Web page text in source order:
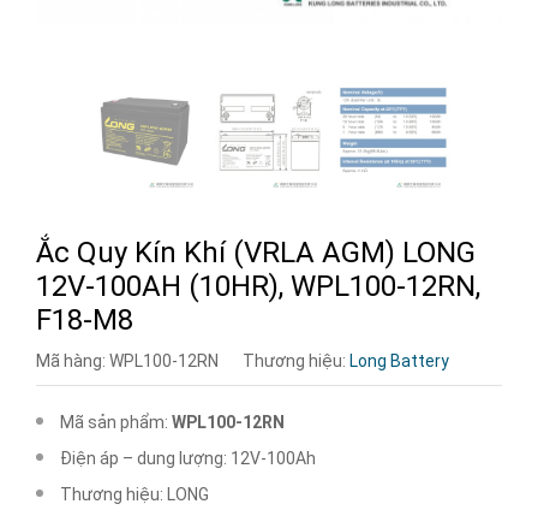
Ắc Quy Kín Khí (VRLA AGM) LONG
12V-100AH (10HR), WPL100-12RN,
F18-M8
Mã hàng: WPL100-12RN Thương hiệu: Long Battery
Mã sản phẩm: WPL100-12RN
Điện áp – dung lượng: 12V-100Ah
Thương hiệu: LONG